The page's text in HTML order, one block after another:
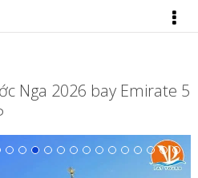
Nga 2026 bay Emirate 5